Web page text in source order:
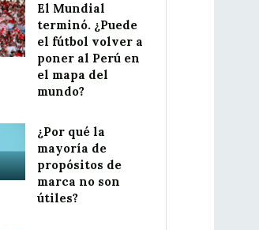
El Mundial
terminó. ¿Puede
el fútbol volver a
poner al Perú en
el mapa del
mundo?
¿Por qué la
mayoría de
propósitos de
marca no son
útiles?